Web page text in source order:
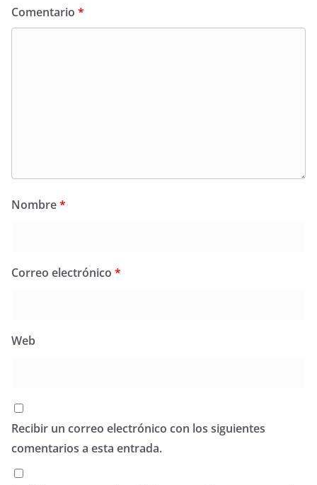
Comentario *
Nombre*
Correo electrónico *
Web
Recibir un correo electrónico con los siguientes
comentarios a esta entrada.